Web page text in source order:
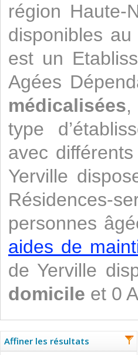
région Haute-
disponibles
est un
Agées
médicalisées,
type
avec
Yerville
Résidences-
personnes
aides de
de Yerville
domicile et 0
Affiner les résultats